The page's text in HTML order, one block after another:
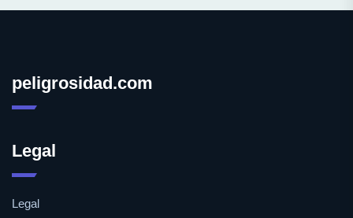
peligrosidad.com
Legal
Legal